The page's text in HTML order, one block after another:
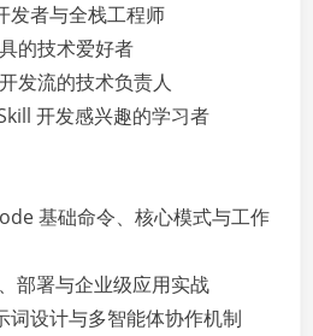
发者与全栈工程师
的技术爱好者
发流的技术负责人
开发感兴趣的学习者
基础命令、核心模式与工作
部署与企业级应用实战
词设计与多智能体协作机制